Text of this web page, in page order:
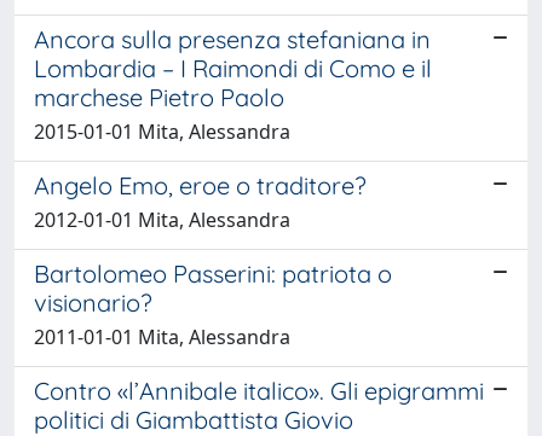
Ancora sulla presenza stefaniana in
Lombardia – I Raimondi di Como e il
marchese Pietro Paolo
2015-01-01 Mita, Alessandra
Angelo Emo, eroe o traditore?
2012-01-01 Mita, Alessandra
Bartolomeo Passerini: patriota o
visionario?
2011-01-01 Mita, Alessandra
Contro «l’Annibale italico». Gli epigrammi
politici di Giambattista Giovio